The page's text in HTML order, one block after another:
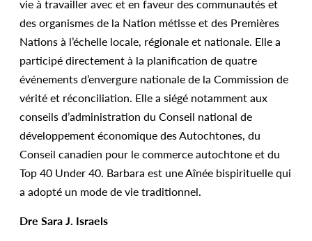
vie à travailler avec et en faveur des communautés et
des organismes de la Nation métisse et des Premières
Nations à l’échelle locale, régionale et nationale. Elle a
participé directement à la planification de quatre
événements d’envergure nationale de la Commission de
vérité et réconciliation. Elle a siégé notamment aux
conseils d’administration du Conseil national de
développement économique des Autochtones, du
Conseil canadien pour le commerce autochtone et du
Top 40 Under 40. Barbara est une Aînée bispirituelle qui
a adopté un mode de vie traditionnel.
Dre Sara J. Israels